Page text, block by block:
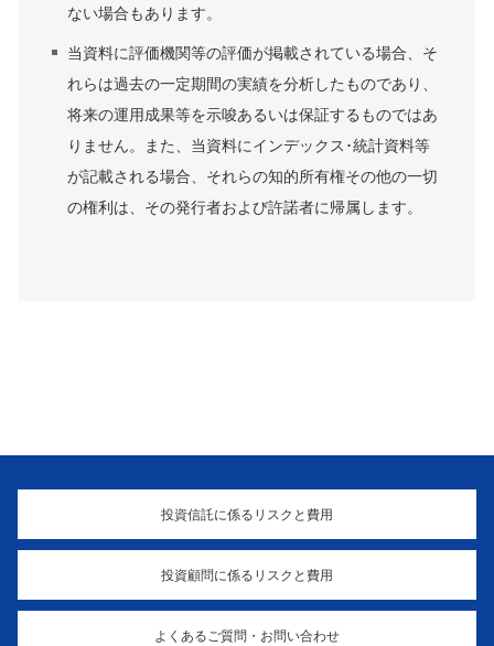
ない場合もあります。
当資料に評価機関等の評価が掲載されている場合、そ
れらは過去の一定期間の実績を分析したものであり、
将来の運用成果等を示唆あるいは保証するものではあ
りません。また、当資料にインデックス･統計資料等
が記載される場合、それらの知的所有権その他の一切
の権利は、その発行者および許諾者に帰属します。
投資信託に係るリスクと費用
投資顧問に係るリスクと費用
よくあるご質問・お問い合わせ